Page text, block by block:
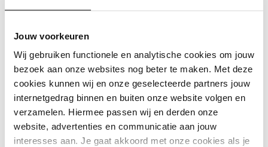
Jouw voorkeuren
Wij gebruiken functionele en analytische cookies om jouw
bezoek aan onze websites nog beter te maken. Met deze
cookies kunnen wij en onze geselecteerde partners jouw
internetgedrag binnen en buiten onze website volgen en
verzamelen. Hiermee passen wij en derden onze
website, advertenties en communicatie aan jouw
interesses aan. Je gaat akkoord met onze cookies als je
EAN
Merk
Geschikt voor Binnen
Gewicht (kg)